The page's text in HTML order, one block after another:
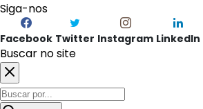
Siga-nos
Facebook Twitter Instagram LinkedIn
Buscar no site